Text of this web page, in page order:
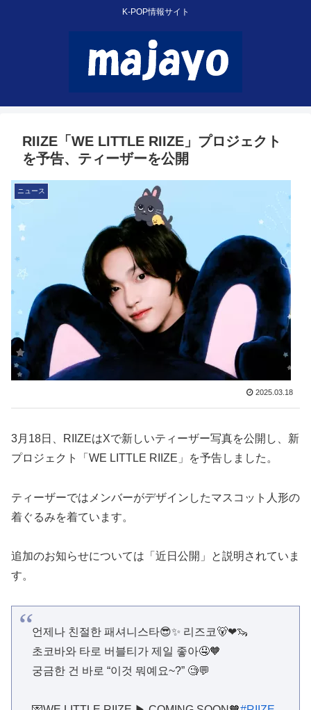
K-POP情報サイト
RIIZE「WE LITTLE RIIZE」プロジェクト
を予告、ティーザーを公開
ニュース
2025.03.18
3月18日、RIIZEはXで新しいティーザー写真を公開し、新
プロジェクト「WE LITTLE RIIZE」を予告しました。
ティーザーではメンバーがデザインしたマスコット人形の
着ぐるみを着ています。
追加のお知らせについては「近日公開」と説明されていま
す。
언제나 친절한 패셔니스타😎✨ 리즈코🐻❤🦦
초코바와 타로 버블티가 제일 좋아🤤🧡
궁금한 건 바로 “이것 뭐예요~?” 🧐💬